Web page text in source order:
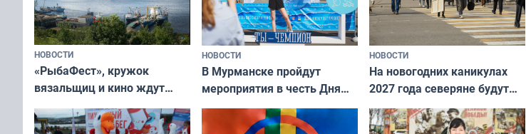
НОВОСТИ
«РыбаФест», кружок
вязальщиц и кино ждут
мурманчан в эти выходные
НОВОСТИ
В Мурманске пройдут
мероприятия в честь Дня
физкультурника
НОВОСТИ
На новогодних каникулах
2027 года северяне будут
отдыхать 11 дней